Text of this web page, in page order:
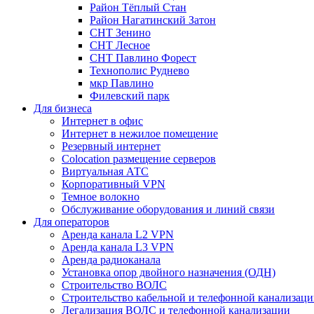
Район Тёплый Стан
Район Нагатинский Затон
СНТ Зенино
СНТ Лесное
СНТ Павлино Форест
Технополис Руднево
мкр Павлино
Филевский парк
Для бизнеса
Интернет в офис
Интернет в нежилое помещение
Резервный интернет
Colocation размещение серверов
Виртуальная АТС
Корпоративный VPN
Темное волокно
Обслуживание оборудования и линий связи
Для операторов
Аренда канала L2 VPN
Аренда канала L3 VPN
Аренда радиоканала
Установка опор двойного назначения (ОДН)
Строительство ВОЛС
Строительство кабельной и телефонной
Легализация ВОЛС и телефонной канализации